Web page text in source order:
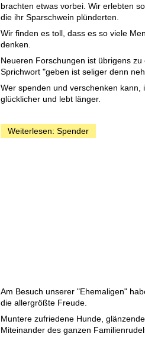
brachten etwas vorbei. Wir erlebten
die ihr Sparschwein plünderten.
Wir finden es toll, dass es so viele
denken.
Neueren Forschungen ist übrigens
Sprichwort "geben ist seliger denn
Wer spenden und verschenken kann,
glücklicher und lebt länger.
Weiterlesen: Spender
Am Besuch unserer "Ehemaligen"
die allergrößte Freude.
Muntere zufriedene Hunde,
Miteinander des ganzen